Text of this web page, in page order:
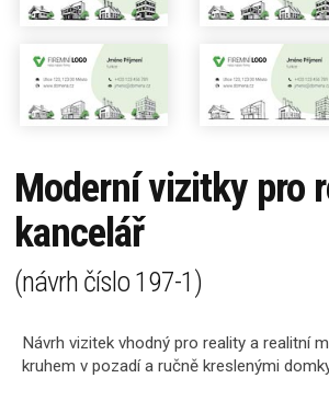
Moderní vizitky pro
kancelář
(návrh číslo197-1)
Návrh vizitek vhodný pro reality a realitní
kruhem v pozadí a ručně kreslenými